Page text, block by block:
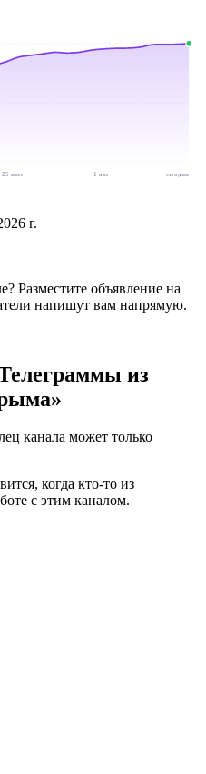
25 июл 1 авг сегодня
г.
Разместите объявление на
напишут вам напрямую.
из
»
канала может только
когда кто-то из
с этим каналом.